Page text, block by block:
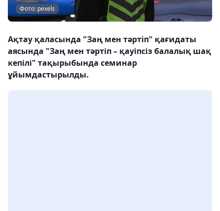
Фото: pexels
Ақтау қаласында "Заң мен тәртіп" қағидаты
аясында "Заң мен тәртіп – қауіпсіз балалық шақ
кепілі" тақырыбында семинар
ұйымдастырылды.